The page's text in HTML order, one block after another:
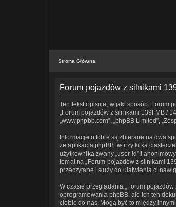
Strona Główna
Forum pojazdów z silnikami
Ten tekst opisuje, w jaki sposób „Forum
„Forum pojazdów z silnikami 139FMB /
„www.phpbb.com”, „phpBB Limited”,
Informacje o tobie są zbierane na dwa
że aplikacja phpBB tworzy kilka
użytkownika zwany „user-id” i
temat na „Forum pojazdów z silnikami
przeczytane i służy do ułatwienia ci
W czasie przeglądania „Forum
oprogramowania phpBB, ale ich ten
ciebie do nas. Mogą być to między